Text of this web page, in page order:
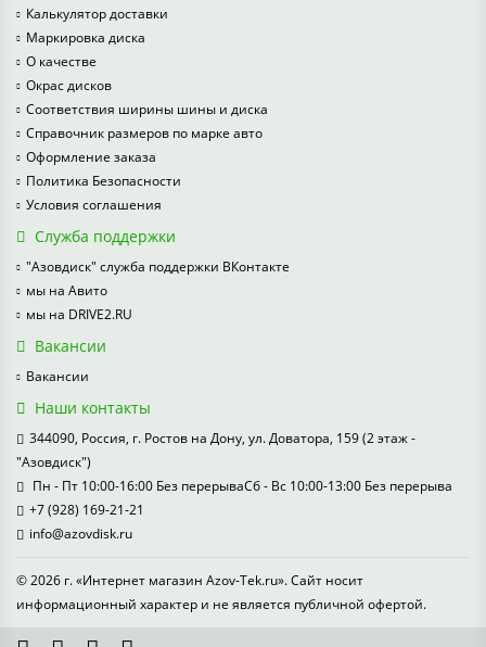
Калькулятор доставки
Маркировка диска
О качестве
Окрас дисков
Соответствия ширины шины и диска
Справочник размеров по марке авто
Оформление заказа
Политика Безопасности
Условия соглашения
Служба поддержки
"Азовдиск" служба поддержки ВКонтакте
мы на Авито
мы на DRIVE2.RU
Вакансии
Вакансии
Наши контакты
344090, Россия, г. Ростов на Дону, ул. Доватора, 159 (2 этаж -
"Азовдиск")
Пн - Пт 10:00-16:00 Без перерываСб - Вс 10:00-13:00 Без перерыва
+7 (928) 169-21-21
info@azovdisk.ru
© 2026 г. «Интернет магазин Azov-Tek.ru». Сайт носит
информационный характер и не является публичной офертой.